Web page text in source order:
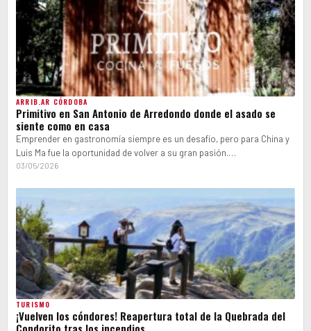
ARRIB.AR CÓRDOBA
Primitivo en San Antonio de Arredondo donde el asado se
siente como en casa
Emprender en gastronomía siempre es un desafío, pero para China y
Luis Ma fue la oportunidad de volver a su gran pasión.…
03/05/2026
TURISMO
¡Vuelven los cóndores! Reapertura total de la Quebrada del